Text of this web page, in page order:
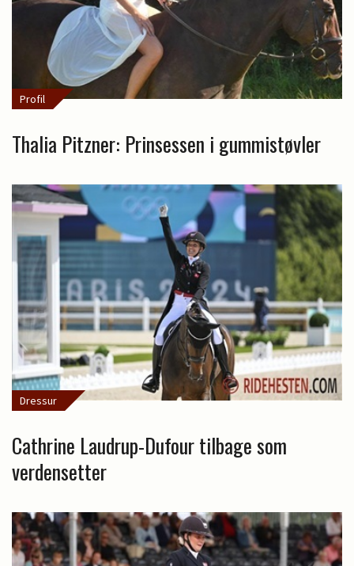
Profil
Thalia Pitzner: Prinsessen i gummistøvler
Dressur
Cathrine Laudrup-Dufour tilbage som
verdensetter